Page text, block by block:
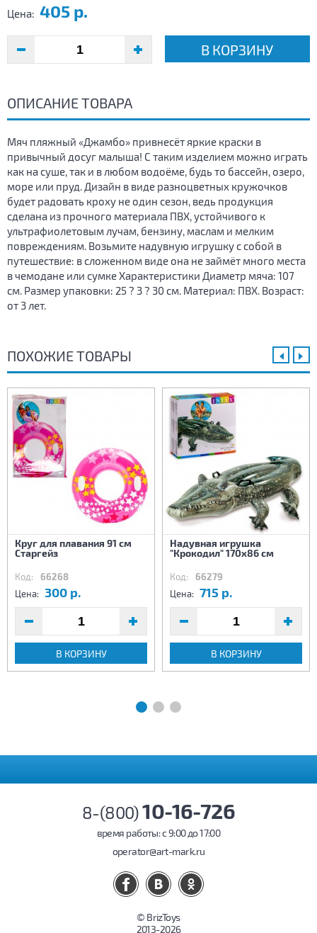
Цена: 405 р.
В КОРЗИНУ
ОПИСАНИЕ ТОВАРА
Мяч пляжный «Джамбо» привнесёт яркие краски в
привычный досуг малыша! С таким изделием можно играть
как на суше, так и в любом водоёме, будь то бассейн, озеро,
море или пруд. Дизайн в виде разноцветных кружочков
будет радовать кроху не один сезон, ведь продукция
сделана из прочного материала ПВХ, устойчивого к
ультрафиолетовым лучам, бензину, маслам и мелким
повреждениям. Возьмите надувную игрушку с собой в
путешествие: в сложенном виде она не займёт много места
в чемодане или сумке Характеристики Диаметр мяча: 107
см. Размер упаковки: 25 ? 3 ? 30 см. Материал: ПВХ. Возраст:
от 3 лет.
ПОХОЖИЕ ТОВАРЫ
Круг для плавания 91 см
Старгейз
Код: 66268
Цена: 300 р.
В КОРЗИНУ
Надувная игрушка
"Крокодил" 170х86 см
Код: 66279
Цена: 715 р.
В КОРЗИНУ
8-(800)10-16-726
время работы: c 9:00 до 17:00
operator@art-mark.ru
© BrizToys
2013-2026